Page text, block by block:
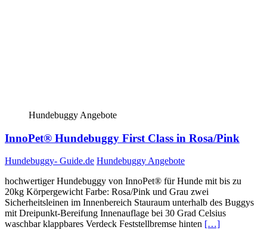
Hundebuggy Angebote
InnoPet® Hundebuggy First Class in Rosa/Pink
Hundebuggy- Guide.de Hundebuggy Angebote
hochwertiger Hundebuggy von InnoPet® für Hunde mit bis zu
20kg Körpergewicht Farbe: Rosa/Pink und Grau zwei
Sicherheitsleinen im Innenbereich Stauraum unterhalb des Buggys
mit Dreipunkt-Bereifung Innenauflage bei 30 Grad Celsius
waschbar klappbares Verdeck Feststellbremse hinten […]